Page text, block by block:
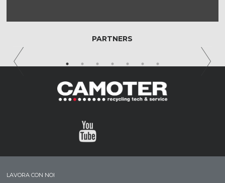
PARTNERS
LAVORA CON NOI